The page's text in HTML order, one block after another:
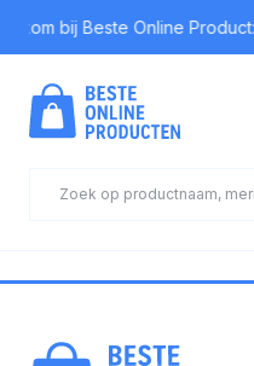
bij Beste Online Product: